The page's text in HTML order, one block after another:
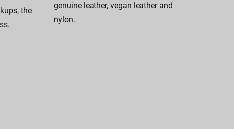
the
genuine leather, vegan leather and
nylon.